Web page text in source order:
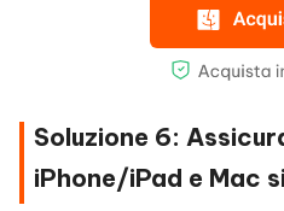
Soluzione 6:
iPhone/iPad e Mac